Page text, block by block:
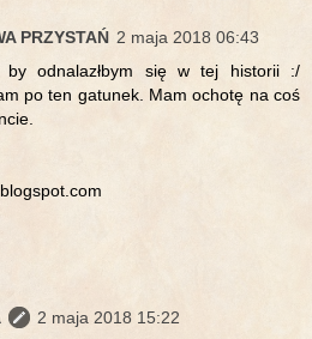
PRZYSTAŃ 2 maja 2018 06:43
by odnalazłbym się w tej historii :/
po ten gatunek. Mam ochotę na coś
2 maja 2018 15:22